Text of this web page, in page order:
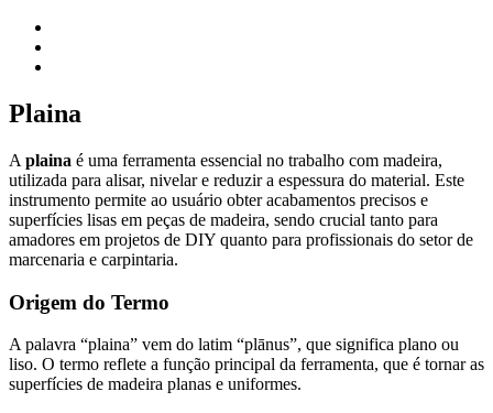
Plaina
A plaina é uma ferramenta essencial no trabalho com madeira,
utilizada para alisar, nivelar e reduzir a espessura do material. Este
instrumento permite ao usuário obter acabamentos precisos e
superfícies lisas em peças de madeira, sendo crucial tanto para
amadores em projetos de DIY quanto para profissionais do setor de
marcenaria e carpintaria.
Origem do Termo
A palavra “plaina” vem do latim “plānus”, que significa plano ou
liso. O termo reflete a função principal da ferramenta, que é tornar as
superfícies de madeira planas e uniformes.